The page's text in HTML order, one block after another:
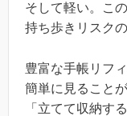
そして軽い。こ
持ち歩きリスク
豊富な手帳リフ
簡単に見ること
「立てて収納す